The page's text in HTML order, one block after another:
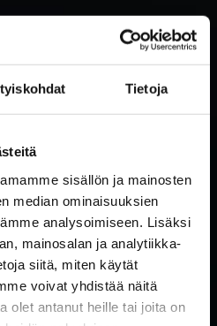
Tietoja
sisällön ja mainosten
median ominaisuuksien
analysoimiseen. Lisäksi
mainosalan ja analytiikka-
siitä, miten käytät
voivat yhdistää näitä
olet antanut heille tai joita on
NEWSLETTER
be the first to know about
in accordance with the